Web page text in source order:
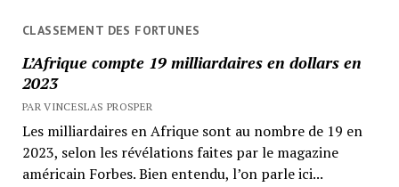
CLASSEMENT DES FORTUNES
L’Afrique compte 19 milliardaires en dollars en
2023
PAR VINCESLAS PROSPER
Les milliardaires en Afrique sont au nombre de 19 en
2023, selon les révélations faites par le magazine
américain Forbes. Bien entendu, l’on parle ici...